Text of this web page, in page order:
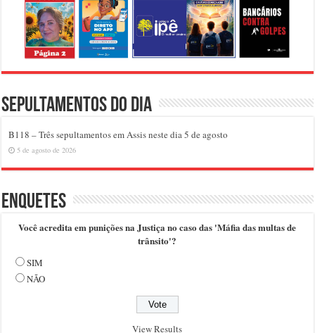
Sepultamentos do dia
B118 – Três sepultamentos em Assis neste dia 5 de agosto
5 de agosto de 2026
Enquetes
Você acredita em punições na Justiça no caso das 'Máfia das multas de
trânsito'?
SIM
NÃO
View Results